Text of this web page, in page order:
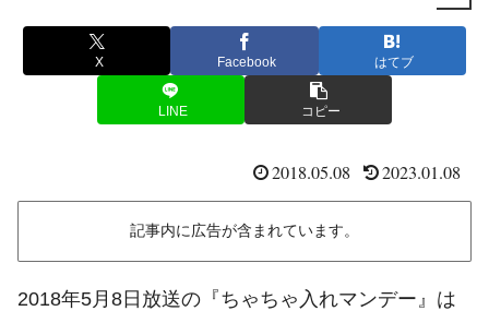
X Facebook はてブ
LINE コピー
2018.05.08 2023.01.08
記事内に広告が含まれています。
2018年5月8日放送の『ちゃちゃ入れマンデー』は